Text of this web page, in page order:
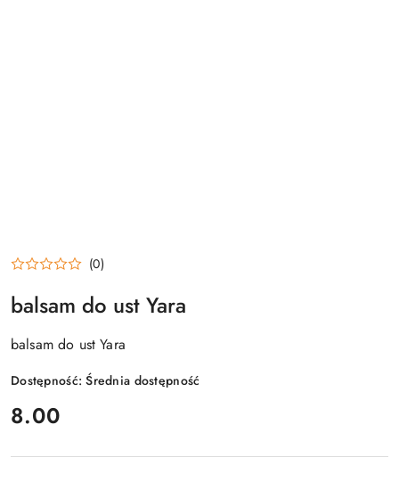
(0)
balsam do ust Yara
balsam do ust Yara
Dostępność:Średnia dostępność
cena:
8.00